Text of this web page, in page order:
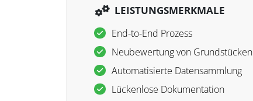
LEISTUNGSMERKMALE
End-to-End Prozess
Neubewertung von Grundstücken
Automatisierte Datensammlung
Lückenlose Dokumentation